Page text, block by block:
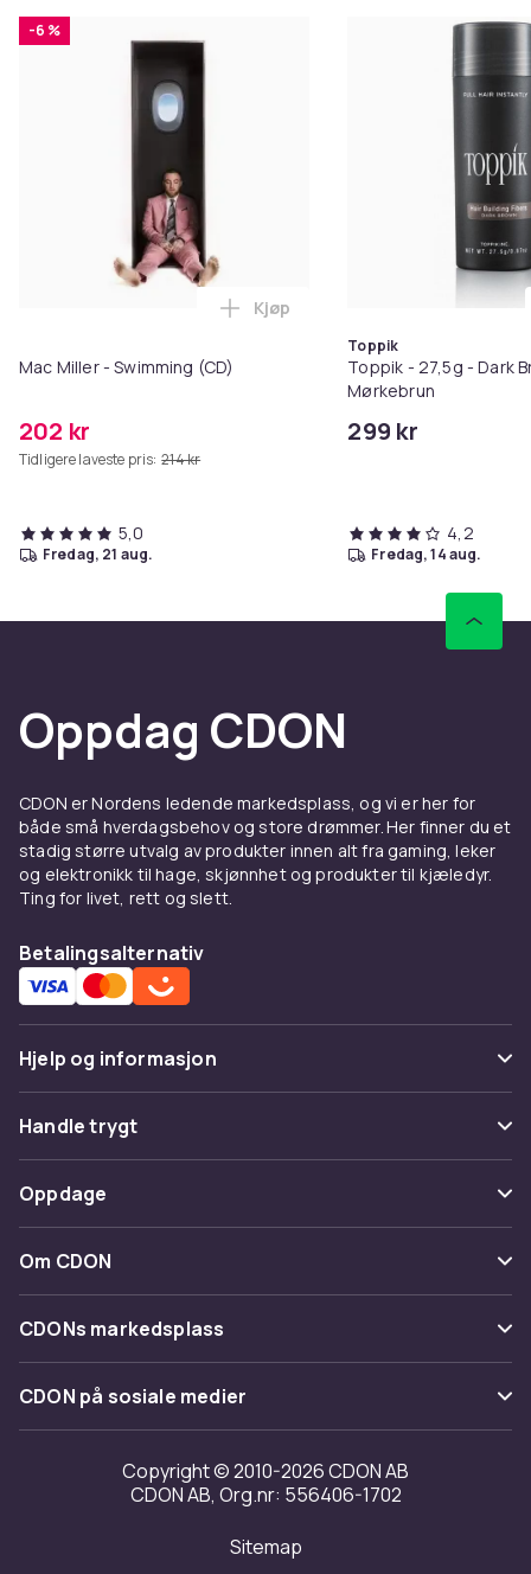
-6 %
Mac Miller - Swimming (CD)
202 kr
Tidligere laveste pris: 214 kr
Legg Mac Miller - Swimming
Kjøp
5,0
fredag, 21 aug.
Toppik
Toppik - 27,5g - Dark
Mørkebrun
299 kr
4,2
fredag, 14 aug.
Oppdag CDON
CDON er Nordens ledende markedsplass, og vi er her for
både små hverdagsbehov og store drømmer. Her finner du et
stadig større utvalg av produkter innen alt fra gaming, leker
og elektronikk til hage, skjønnhet og produkter til kjæledyr.
Ting for livet, rett og slett.
Betalingsalternativ
Hjelp og informasjon
Vanlige spørsmål
Spor pakke
Angre & returner her
Kontakt oss
Handle trygt
Betaling
Levering
Tilbakekallinger
Oppdage
Kategorier
Varemerker
Om CDON
Om oss
Kundeanmeldelser
Jobbe på CDON
Investor relations
Tilgjengelighet
CDONs markedsplass
Merchant Help Center
CDON på sosiale medier
Copyright © 2010-2026 CDON AB
CDON AB, Org.nr: 556406-1702
Sitemap